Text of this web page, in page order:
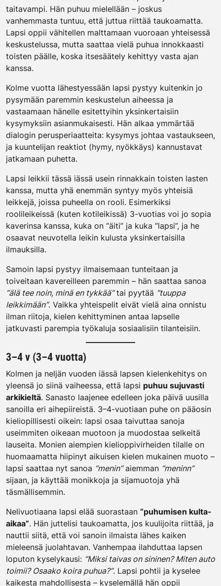
taitavampi. Hän puhuu mielellään – joskus
vanhemmasta tuntuu, että juttua riittää taukoamatta.
Lapsi oppii vähitellen malttamaan vuoroaan yhteisessä
keskustelussa, mutta saattaa vielä puhua innokkaasti
toisten päälle, koska itsesäätely kehittyy vasta ajan
kanssa.
Kolme vuotta lähestyessään lapsi pystyy kuitenkin jo
pysymään paremmin keskustelun aiheessa ja
vastaamaan hänelle esitettyihin yksinkertaisiin
kysymyksiin asianmukaisesti. Hän alkaa ymmärtää
dialogin perusperiaatteita: kysymys johtaa vastaukseen,
ja kuuntelijan reaktiot (hymy, nyökkäys) kannustavat
jatkamaan puhetta.
Lapsi leikkii tässä iässä usein rinnakkain toisten lasten
kanssa, mutta yhä enemmän syntyy myös yhteisiä
leikkejä, joissa puheella on rooli. Esimerkiksi
roolileikeissä (kuten kotileikissä) 3-vuotias voi jo sopia
kaverinsa kanssa, kuka on “äiti” ja kuka “lapsi”, ja he
osaavat neuvotella leikin kulusta yksinkertaisilla
ilmauksilla.
Samoin lapsi pystyy ilmaisemaan tunteitaan ja
toiveitaan kavereilleen paremmin – hän saattaa sanoa
“älä tee noin, minä en tykkää”tai pyytää “tuuppa
leikkimään”. Vaikka yhteispelit eivät vielä aina onnistu
ilman riitoja, kielen kehittyminen antaa lapselle
jatkuvasti parempia työkaluja sosiaalisiin tilanteisiin.
3–4 v (3–4 vuotta)
Kolmen ja neljän vuoden iässä lapsen kielenkehitys on
yleensä jo siinä vaiheessa, että lapsi puhuu sujuvasti
arkikieltä. Sanasto laajenee edelleen joka päivä uusilla
sanoilla eri aihepiireistä. 3–4-vuotiaan puhe on pääosin
kieliopillisesti oikein: lapsi osaa taivuttaa sanoja
useimmiten oikeaan muotoon ja muodostaa selkeitä
lauseita. Monien aiempien kielioppivirheiden tilalle on
huomaamatta hiipinyt aikuisen kielen mukainen muoto –
lapsi saattaa nyt sanoa “menin”aiemman “meninn”
sijaan, ja käyttää monikkoja ja sijamuotoja yhä
täsmällisemmin.
Nelivuotiaana lapsi elää suorastaan “puhumisen kulta-
aikaa”. Hän juttelisi taukoamatta, jos kuulijoita riittää, ja
nauttii siitä, että voi sanoin ilmaista lähes kaiken
mieleensä juolahtavan. Vanhempaa ilahduttaa lapsen
loputon kyselykausi: “Miksi taivas on sininen? Miten auto
toimii? Osaako koira puhua?”. Lapsi pohtii ja kyselee
kaikesta mahdollisesta – kyselemällä hän oppii